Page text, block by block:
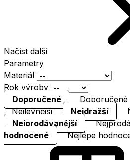
Načíst další
Parametry
Materiál
Rok výroby
Doporučené
Doporučené
Nejlevnější
Nejdražší
Nejprodávanější
hodnocené
Nejlépe